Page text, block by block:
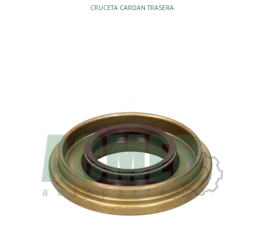
CRUCETA CARDAN TRASERA